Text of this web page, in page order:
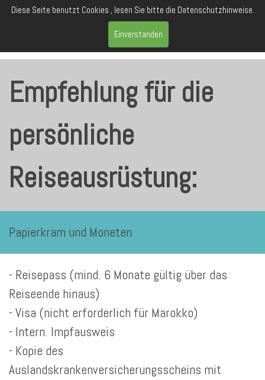
Diese Seite benutzt Cookies , lesen Sie bitte die Datenschutzhinweise.
Einverstanden
Empfehlung für die
persönliche
Reiseausrüstung:
Papierkram und Moneten
- Reisepass (mind. 6 Monate gültig über das
Reiseende hinaus)
- Visa (nicht erforderlich für Marokko)
- Intern. Impfausweis
- Kopie des
Auslandskrankenversicherungsscheins mit